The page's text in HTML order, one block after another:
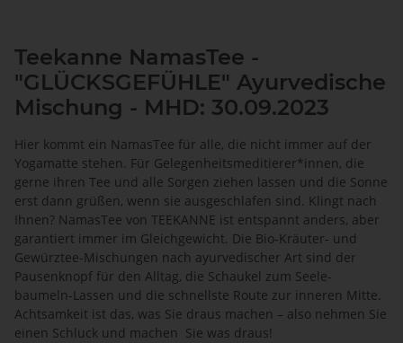
Teekanne NamasTee -
"GLÜCKSGEFÜHLE" Ayurvedische
Mischung - MHD: 30.09.2023
Hier kommt ein NamasTee für alle, die nicht immer auf der
Yogamatte stehen. Für Gelegenheitsmeditierer*innen, die
gerne ihren Tee und alle Sorgen ziehen lassen und die Sonne
erst dann grüßen, wenn sie ausgeschlafen sind. Klingt nach
Ihnen? NamasTee von TEEKANNE ist entspannt anders, aber
garantiert immer im Gleichgewicht. Die Bio-Kräuter- und
Gewürztee-Mischungen nach ayurvedischer Art sind der
Pausenknopf für den Alltag, die Schaukel zum Seele-
baumeln-Lassen und die schnellste Route zur inneren Mitte.
Achtsamkeit ist das, was Sie draus machen – also nehmen Sie
einen Schluck und machen Sie was draus!